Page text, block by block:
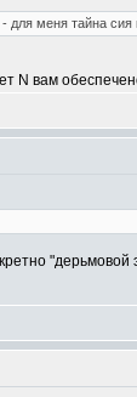
меня тайна сия
вам